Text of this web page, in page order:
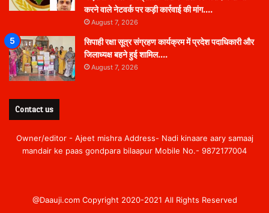
करने वाले नेटवर्क पर कड़ी कार्रवाई की मांग….
August 7, 2026
सिपाही रक्षा सूत्र संग्रहण कार्यक्रम में प्रदेश पदाधिकारी और
जिलाध्यक्ष बहने हुई शामिल….
August 7, 2026
Contact us
Owner/editor - Ajeet mishra Address- Nadi kinaare aary samaaj
mandair ke paas gondpara bilaapur Mobile No.- 9872177004
@Daauji.com Copyright 2020-2021 All Rights Reserved